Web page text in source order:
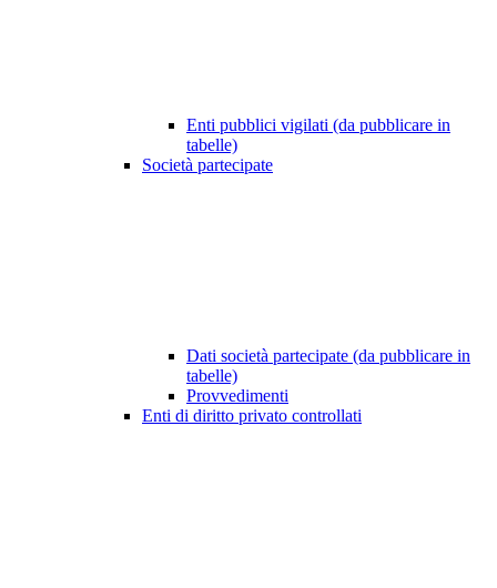
Enti pubblici vigilati (da pubblicare in
tabelle)
Società partecipate
Dati società partecipate (da pubblicare in
tabelle)
Provvedimenti
Enti di diritto privato controllati